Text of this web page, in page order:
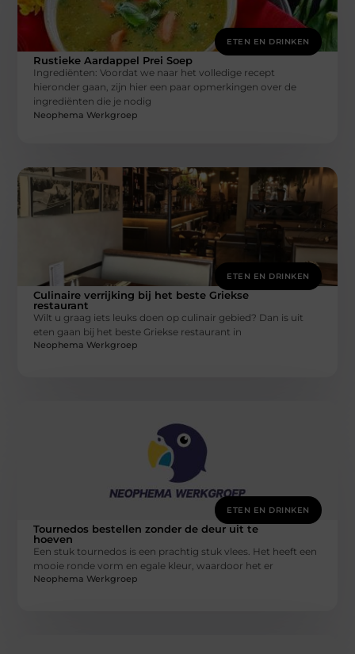
ETEN EN DRINKEN
Rustieke Aardappel Prei Soep
Ingrediënten: Voordat we naar het volledige recept
hieronder gaan, zijn hier een paar opmerkingen over de
ingrediënten die je nodig
Neophema Werkgroep
ETEN EN DRINKEN
Culinaire verrijking bij het beste Griekse
restaurant
Wilt u graag iets leuks doen op culinair gebied? Dan is uit
eten gaan bij het beste Griekse restaurant in
Neophema Werkgroep
ETEN EN DRINKEN
Tournedos bestellen zonder de deur uit te
hoeven
Een stuk tournedos is een prachtig stuk vlees. Het heeft een
mooie ronde vorm en egale kleur, waardoor het er
Neophema Werkgroep